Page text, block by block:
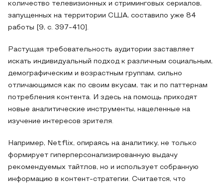
количество телевизионных и стриминговых сериалов,
запущенных на территории США, составило уже 84
работы [9, с. 397-410].
Растущая требовательность аудитории заставляет
искать индивидуальный подход к различным социальным,
демографическим и возрастным группам, сильно
отличающимся как по своим вкусам, так и по паттернам
потребления контента. И здесь на помощь приходят
новые аналитические инструменты, нацеленные на
изучение интересов зрителя.
Например, Netflix, опираясь на аналитику, не только
формирует гиперперсонализированную выдачу
рекомендуемых тайтлов, но и использует собранную
информацию в контент-стратегии. Считается, что